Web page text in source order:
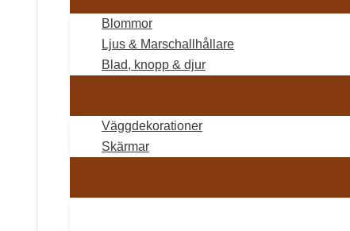
Blommor
Ljus & Marschallhållare
Blad, knopp & djur
Väggdekorationer
Skärmar